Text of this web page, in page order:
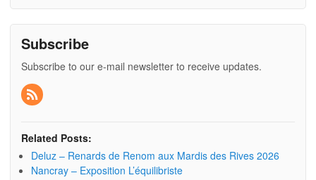
Subscribe
Subscribe to our e-mail newsletter to receive updates.
Related Posts:
Deluz – Renards de Renom aux Mardis des Rives 2026
Nancray – Exposition L’équilibriste